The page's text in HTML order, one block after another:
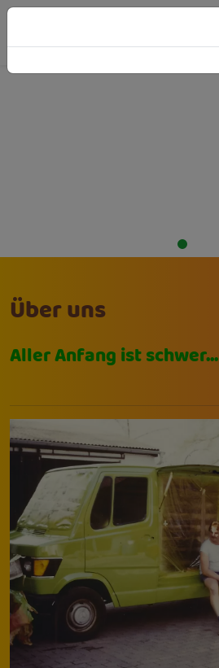
Über uns
Aller Anfang ist schwer...